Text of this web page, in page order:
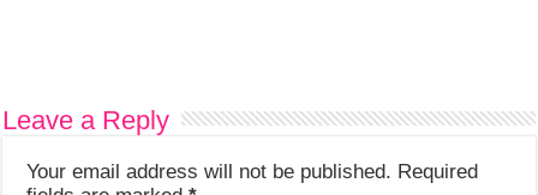
Leave a Reply
Your email address will not be published. Required